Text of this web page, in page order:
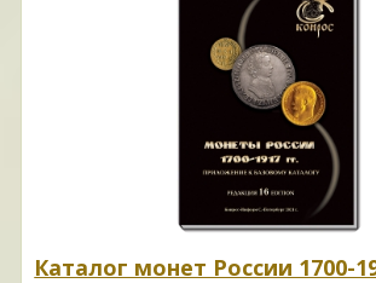
Каталог монет России 1700-